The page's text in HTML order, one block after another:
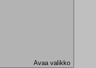
Avaa valikko